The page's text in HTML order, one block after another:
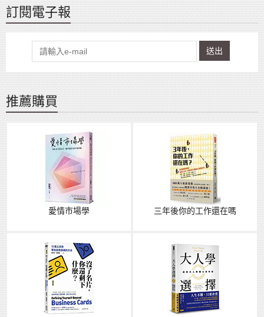
訂閱電子報
送出
推薦購買
愛情市場學 三年後你的工作還在嗎